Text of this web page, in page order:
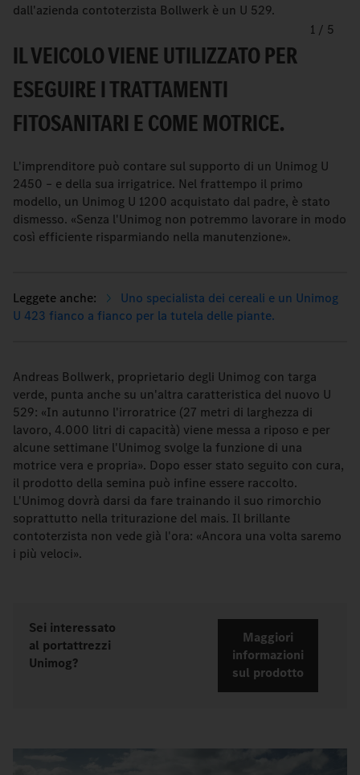
dall'azienda contoterzista Bollwerk è un U 529.
1 / 5
IL VEICOLO VIENE UTILIZZATO PER
ESEGUIRE I TRATTAMENTI
FITOSANITARI E COME MOTRICE.
L'imprenditore può contare sul supporto di un Unimog U
2450 – e della sua irrigatrice. Nel frattempo il primo
modello, un Unimog U 1200 acquistato dal padre, è stato
dismesso. «Senza l'Unimog non potremmo lavorare in modo
così efficiente risparmiando nella manutenzione».
Uno specialista dei cereali e un Unimog
U 423 fianco a fianco per la tutela delle piante.
Andreas Bollwerk, proprietario degli Unimog con targa
verde, punta anche su un'altra caratteristica del nuovo U
529: «In autunno l'irroratrice (27 metri di larghezza di
lavoro, 4.000 litri di capacità) viene messa a riposo e per
alcune settimane l'Unimog svolge la funzione di una
motrice vera e propria». Dopo esser stato seguito con cura,
il prodotto della semina può infine essere raccolto.
L'Unimog dovrà darsi da fare trainando il suo rimorchio
soprattutto nella triturazione del mais. Il brillante
contoterzista non vede già l'ora: «Ancora una volta saremo
i più veloci».
Sei interessato
al portattrezzi
Unimog?
Maggiori
informazioni
sul prodotto